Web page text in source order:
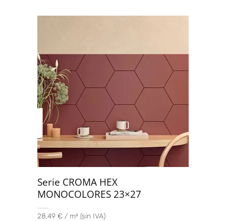
Serie CROMA HEX
MONOCOLORES 23×27
28,49 € / m² (sin IVA)